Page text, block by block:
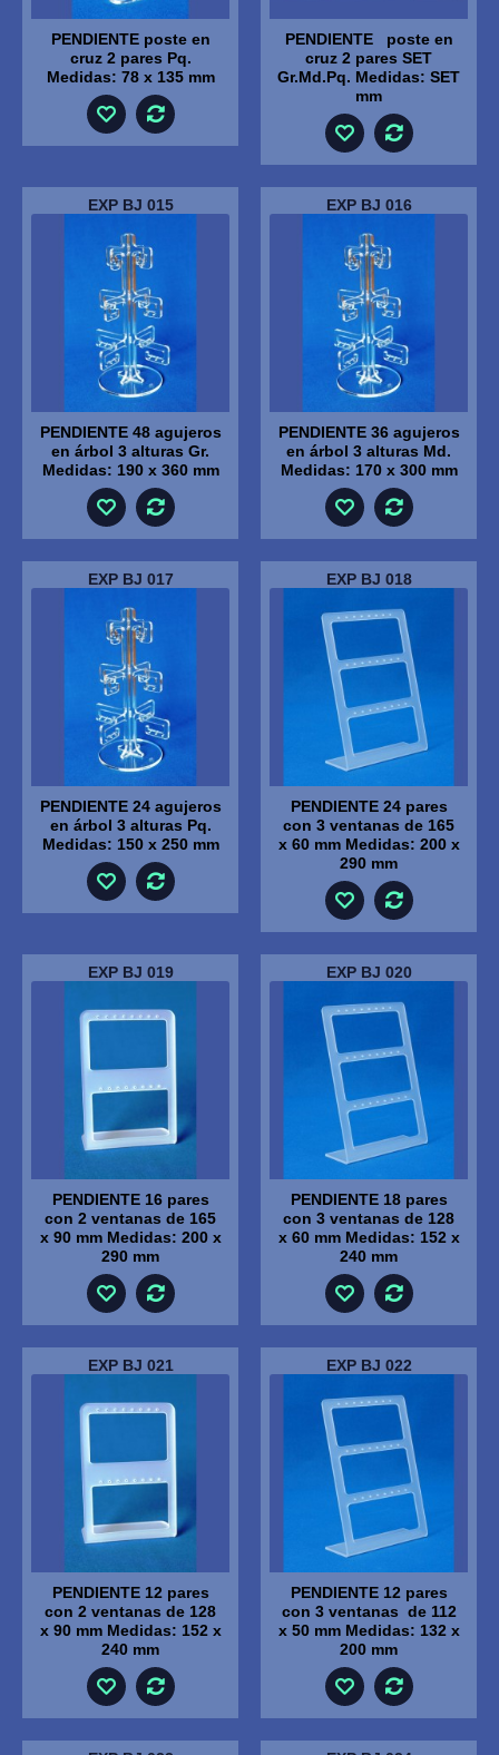
PENDIENTE poste en
cruz 2 pares Pq.
Medidas: 78 x 135 mm
PENDIENTE poste en
cruz 2 pares SET
Gr.Md.Pq. Medidas: SET
mm
EXP BJ 015
PENDIENTE 48 agujeros
en árbol 3 alturas Gr.
Medidas: 190 x 360 mm
EXP BJ 016
PENDIENTE 36 agujeros
en árbol 3 alturas Md.
Medidas: 170 x 300 mm
EXP BJ 017
PENDIENTE 24 agujeros
en árbol 3 alturas Pq.
Medidas: 150 x 250 mm
EXP BJ 018
PENDIENTE 24 pares
con 3 ventanas de 165
x 60 mm Medidas: 200 x
290 mm
EXP BJ 019
PENDIENTE 16 pares
con 2 ventanas de 165
x 90 mm Medidas: 200 x
290 mm
EXP BJ 020
PENDIENTE 18 pares
con 3 ventanas de 128
x 60 mm Medidas: 152 x
240 mm
EXP BJ 021
PENDIENTE 12 pares
con 2 ventanas de 128
x 90 mm Medidas: 152 x
240 mm
EXP BJ 022
PENDIENTE 12 pares
con 3 ventanas de 112
x 50 mm Medidas: 132 x
200 mm